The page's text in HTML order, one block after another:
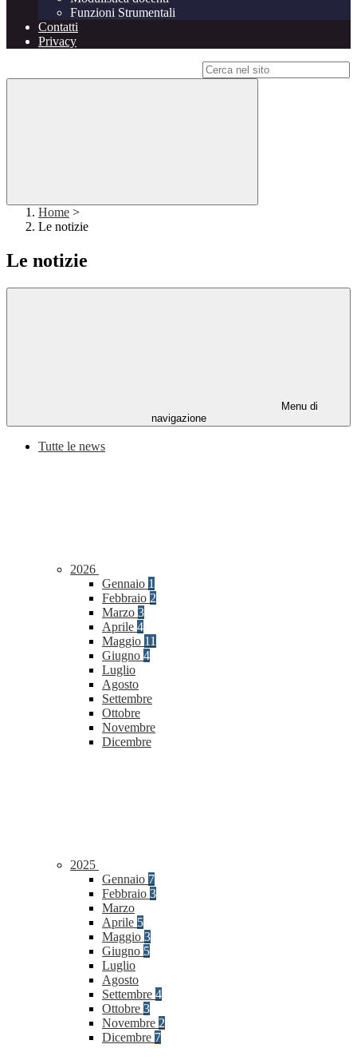
Funzioni Strumentali
Contatti
Privacy
Home >
Le notizie
Le notizie
Menu di
navigazione
Tutte le news
2026
Gennaio 1
Febbraio 2
Marzo 3
Aprile 4
Maggio 11
Giugno 4
Luglio
Agosto
Settembre
Ottobre
Novembre
Dicembre
2025
Gennaio 7
Febbraio 3
Marzo
Aprile 5
Maggio 3
Giugno 5
Luglio
Agosto
Settembre 4
Ottobre 3
Novembre 2
Dicembre 7